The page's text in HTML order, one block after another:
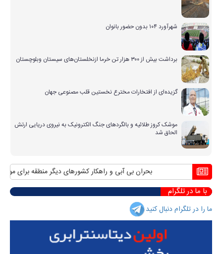
شهرآورد ۱۰۴ بدون حضور بانوان
برداشت بیش از ۳۰۰ هزار تن خرما ازنخلستان‌های سیستان وبلوچستان
گزیده‌ای از افتخارات مخترع نخستین قلب مصنوعی جهان
موشک کروز طلائیه و بالگردهای جنگ الکترونیک به نیروی دریایی ارتش
الحاق شد
بحران بی آبی و راهکار کشورهای دیگر منطقه برای مواجهه
با ما در تلگرام
ما را در تلگرام دنبال کنید